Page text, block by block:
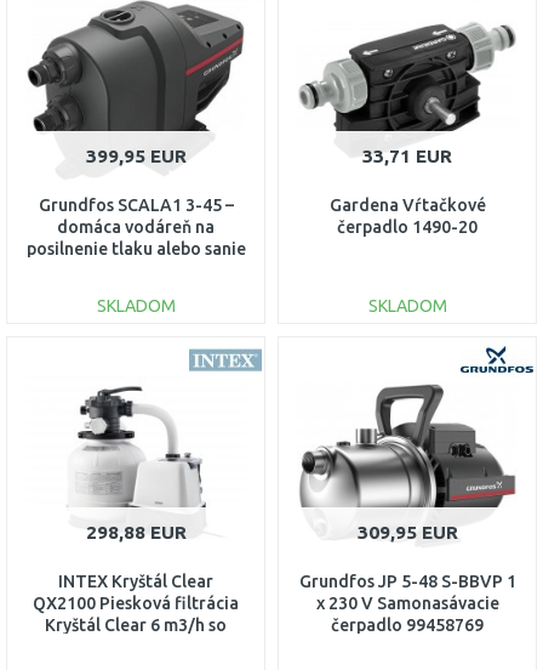
Porovnať Porovnať
399,95 EUR
Grundfos SCALA1 3-45 –
domáca vodáreň na
posilnenie tlaku alebo sanie
SKLADOM
DO KOŠÍKA
Porovnať
33,71 EUR
Gardena Vŕtačkové
čerpadlo 1490-20
SKLADOM
Porovnať
298,88 EUR
INTEX Kryštál Clear
QX2100 Piesková filtrácia
Kryštál Clear 6 m3/h so
309,95 EUR
Grundfos JP 5-48 S-BBVP 1
x 230 V Samonasávacie
čerpadlo 99458769